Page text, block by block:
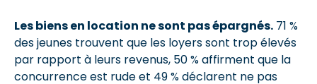
Les biens en location ne sont pas épargnés. 71 %
des jeunes trouvent que les loyers sont trop élevés
par rapport à leurs revenus, 50 % affirment que la
concurrence est rude et 49 % déclarent ne pas